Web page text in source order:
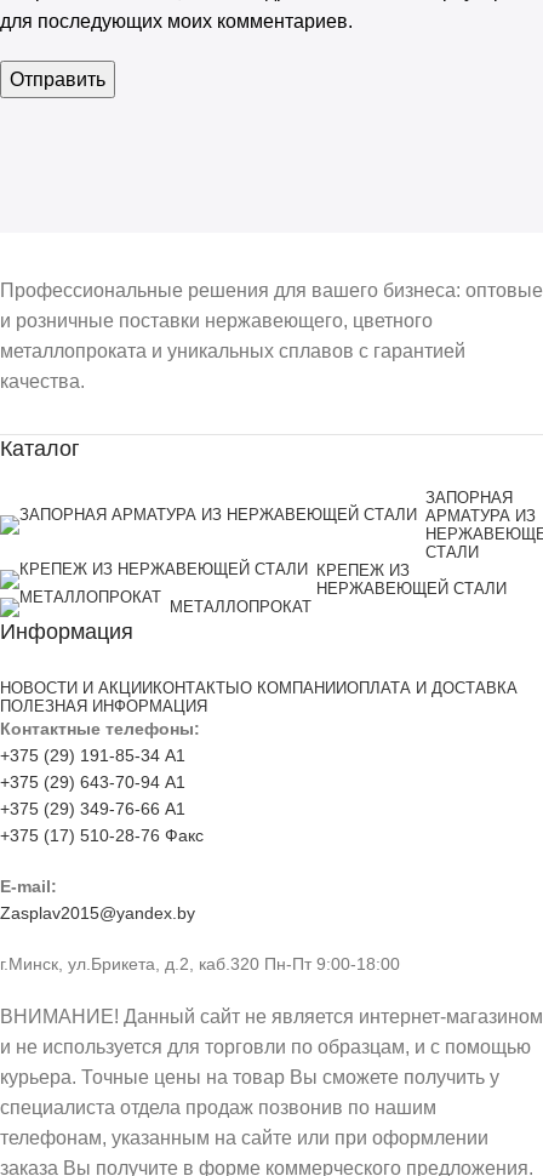
для последующих моих комментариев.
Профессиональные решения для вашего бизнеса: оптовые
и розничные поставки нержавеющего, цветного
металлопроката и уникальных сплавов с гарантией
качества.
Каталог
ЗАПОРНАЯ
АРМАТУРА ИЗ
СТАЛИ
КРЕПЕЖ ИЗ
НЕРЖАВЕЮЩЕЙ СТАЛИ
МЕТАЛЛОПРОКАТ
Информация
НОВОСТИ И АКЦИИ КОНТАКТЫ О КОМПАНИИОПЛАТА И ДОСТАВКА
ПОЛЕЗНАЯ ИНФОРМАЦИЯ
Контактные телефоны:
+375 (29) 191-85-34 А1
+375 (29) 643-70-94 А1
+375 (29) 349-76-66 А1
+375 (17) 510-28-76 Факс
E-mail:
Zasplav2015@yandex.by
г.Минск, ул.Брикета, д.2, каб.320 Пн-Пт 9:00-18:00
ВНИМАНИЕ! Данный сайт не является интернет-магазином
и не используется для торговли по образцам, и с помощью
курьера. Точные цены на товар Вы сможете получить у
специалиста отдела продаж позвонив по нашим
телефонам, указанным на сайте или при оформлении
заказа Вы получите в форме коммерческого предложения.